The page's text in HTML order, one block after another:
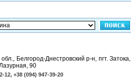
Белгород-Днестровский р-н, пгт. Затока,
90
12, +38 (094) 947-39-20